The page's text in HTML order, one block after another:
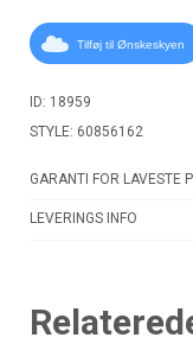
Tilføj til Ønskeskyen
ID: 18959
STYLE: 60856162
GARANTI FOR LAVESTE
LEVERINGS INFO